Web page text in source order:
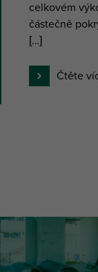
celkovém
částečně
[…]
Čtěte